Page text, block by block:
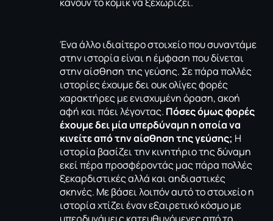
Ένα άλλο ιδιαίτερο στοιχείο που συναντάμε
στην ιστορία είναι η έμφαση που δίνεται
στην αίσθηση της γεύσης. Σε πάρα πολλές
ιστορίες έχουμε δει ουκ ολίγες φορές
χαρακτήρες με ενισχυμένη όραση, ακοή
αφή και πάει λέγοντας. Πόσες όμως φορές
έχουμε δει μία υπερδύναμη η οποία να
κινείτε από την αίσθηση της γεύσης; Η
ιστορία βασίζει την κινητήριο της δύναμη
εκεί πέρα προσφέροντάς μας πάρα πολλές
ξεκαρδιστικές αλλά και αηδιαστικές
σκηνές. Με βάσει λοιπόν αυτό το στοιχείο η
ιστορία χτίζει έναν εξαιρετικό κόσμο με